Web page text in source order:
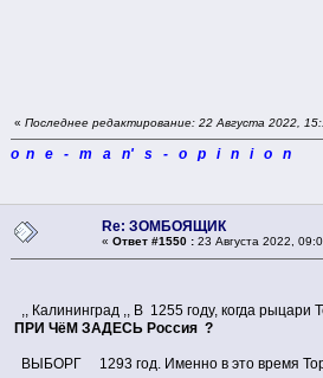
« Последнее редактирование: 22 Августа 2022,
o n e - m a n' s - o p i n i o n
Re: ЗОМБОЯЩИК
« Ответ #1550 : 23 Августа 2022,
,, Калининград ,, В 1255 году, когда
ПРИ ЧёМ ЗАДЕСЬ Россия ?
ВЫБОРГ 1293 год. Именно в это время